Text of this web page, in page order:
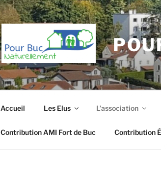
Accueil Les Elus L’association
Contribution AMI Fort de Buc Contribution